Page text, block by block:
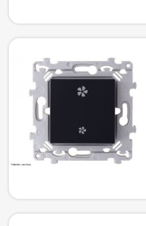

Aperçu rapide